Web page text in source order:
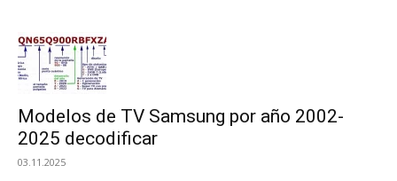
Modelos de TV Samsung por año 2002-
2025 decodificar
03.11.2025